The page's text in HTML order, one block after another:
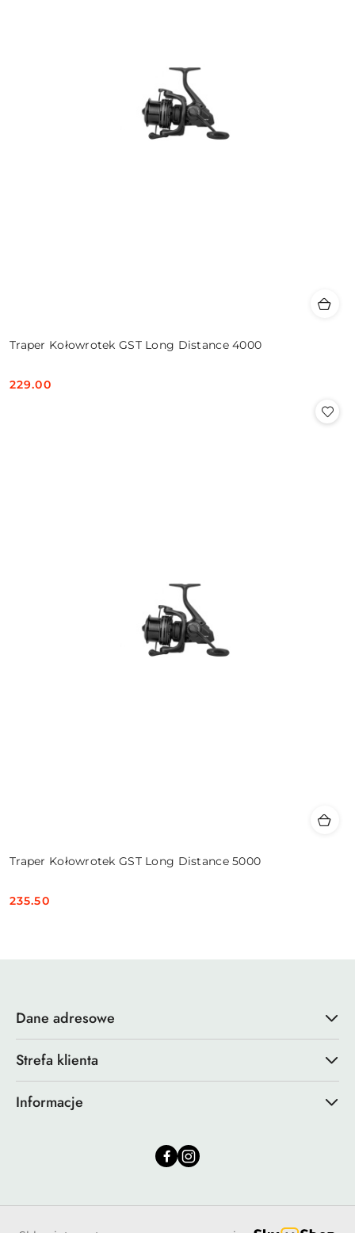
Traper Kołowrotek GST Long Distance 4000
Cena:
229.00
Traper Kołowrotek GST Long Distance 5000
Cena:
235.50
Dane adresowe
Strefa klienta
Informacje